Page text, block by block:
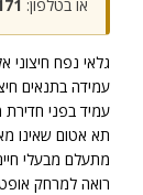
או בטלפון:
גלאי נפח חיצוני
עמידה בתנאים
עמיד בפני חדירת
תא אטום שאינו
מתעלם מבעלי
רואה למרחק אופטימלי של 12 מטר